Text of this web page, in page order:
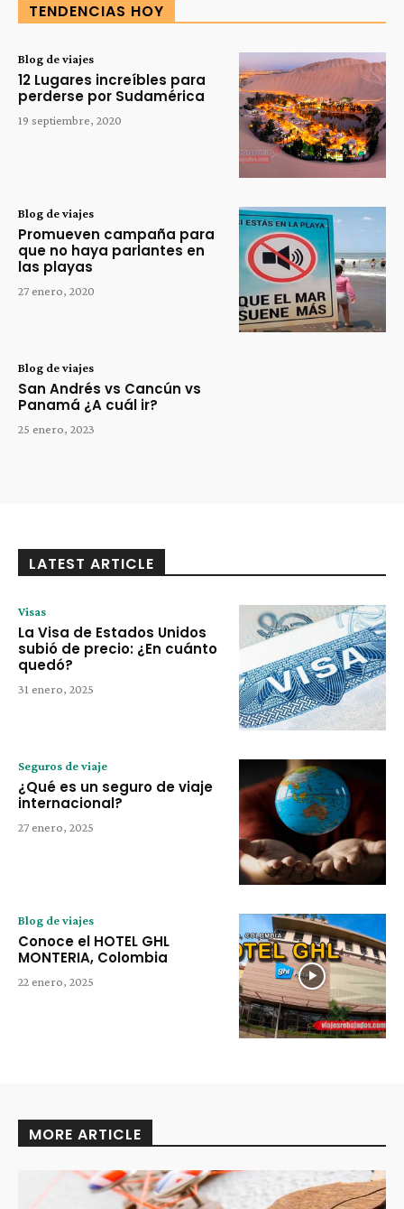
TENDENCIAS HOY
Blog de viajes
12 Lugares increíbles para
perderse por Sudamérica
19 septiembre, 2020
Blog de viajes
Promueven campaña para
que no haya parlantes en
las playas
27 enero, 2020
Blog de viajes
San Andrés vs Cancún vs
Panamá ¿A cuál ir?
25 enero, 2023
LATEST ARTICLE
Visas
La Visa de Estados Unidos
subió de precio: ¿En cuánto
quedó?
31 enero, 2025
Seguros de viaje
¿Qué es un seguro de viaje
internacional?
27 enero, 2025
Blog de viajes
Conoce el HOTEL GHL
MONTERIA, Colombia
22 enero, 2025
MORE ARTICLE